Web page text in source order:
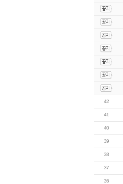
42
41
40
39
38
37
36